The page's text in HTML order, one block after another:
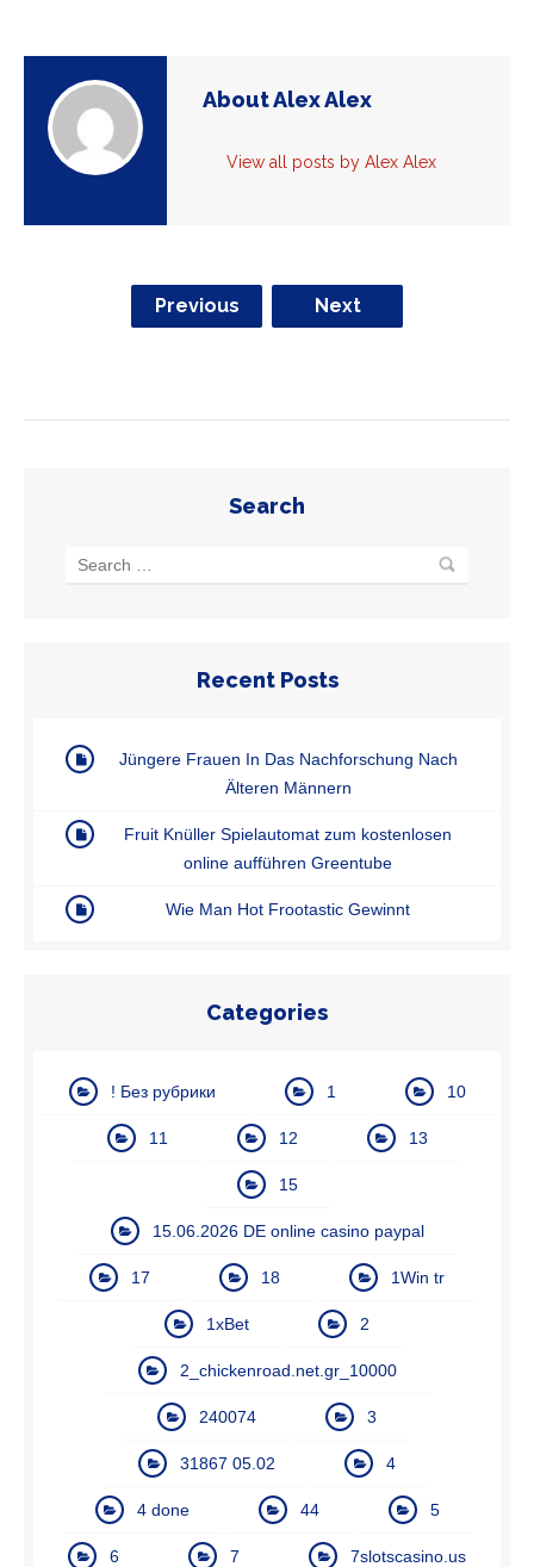
About Alex Alex
View all posts by Alex Alex
Previous Next
Search
Recent Posts
Jüngere Frauen In Das Nachforschung Nach
Älteren Männern
Fruit Knüller Spielautomat zum kostenlosen
online aufführen Greentube
Wie Man Hot Frootastic Gewinnt
Categories
! Без рубрики 1 10
11 12 13
15
15.06.2026 DE online casino paypal
17 18 1Win tr
1xBet 2
2_chickenroad.net.gr_10000
240074 3
31867 05.02 4
4 done 44 5
6 7 7slotscasino.us